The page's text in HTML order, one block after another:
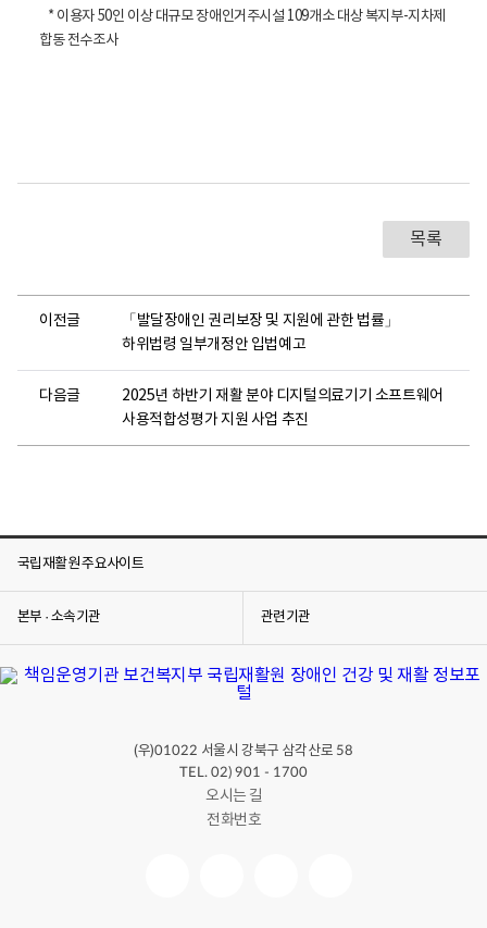
* 이용자 50인 이상 대규모 장애인거주시설 109개소 대상 복지부-지차제
합동 전수조사
목록
이전글
「발달장애인 권리보장 및 지원에 관한 법률」
하위법령 일부개정안 입법예고
다음글
2025년 하반기 재활 분야 디지털의료기기 소프트웨어
사용적합성평가 지원 사업 추진
국립재활원 주요사이트
본부 · 소속기관 관련기관
(우)01022 서울시 강북구 삼각산로 58
TEL. 02) 901 - 1700
오시는 길
전화번호